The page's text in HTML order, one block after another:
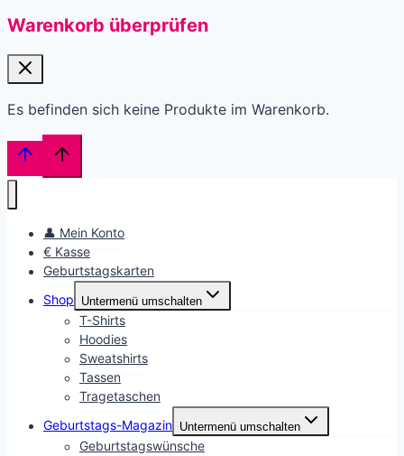
Warenkorb überprüfen
Es befinden sich keine Produkte im Warenkorb.
👤 Mein Konto
€ Kasse
Geburtstagskarten
Shop
Untermenü umschalten
T-Shirts
Hoodies
Sweatshirts
Tassen
Tragetaschen
Geburtstags-Magazin Untermenü umschalten
Geburtstagswünsche